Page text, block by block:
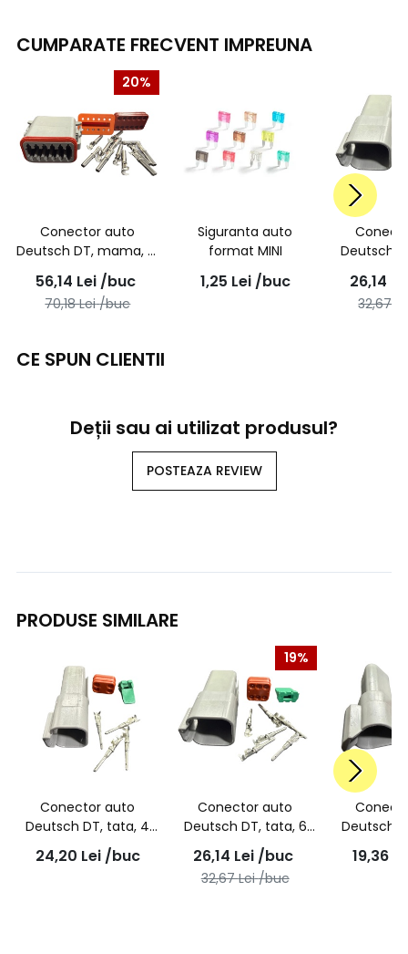
CUMPARATE FRECVENT IMPREUNA
20%
Conector auto
Deutsch DT, mama, 12
pini
56,14 Lei /buc
70,18Lei /buc
Siguranta auto
format MINI
1,25 Lei /buc
Deutsch
26,14
32,67
CE SPUN CLIENTII
Deții sau ai utilizat produsul?
POSTEAZA REVIEW
PRODUSE SIMILARE
Conector auto
Deutsch DT, tata, 4
pini
24,20 Lei /buc
19%
Conector auto
Deutsch DT, tata, 6
pini
26,14 Lei /buc
32,67Lei /buc
Deutsch
19,36